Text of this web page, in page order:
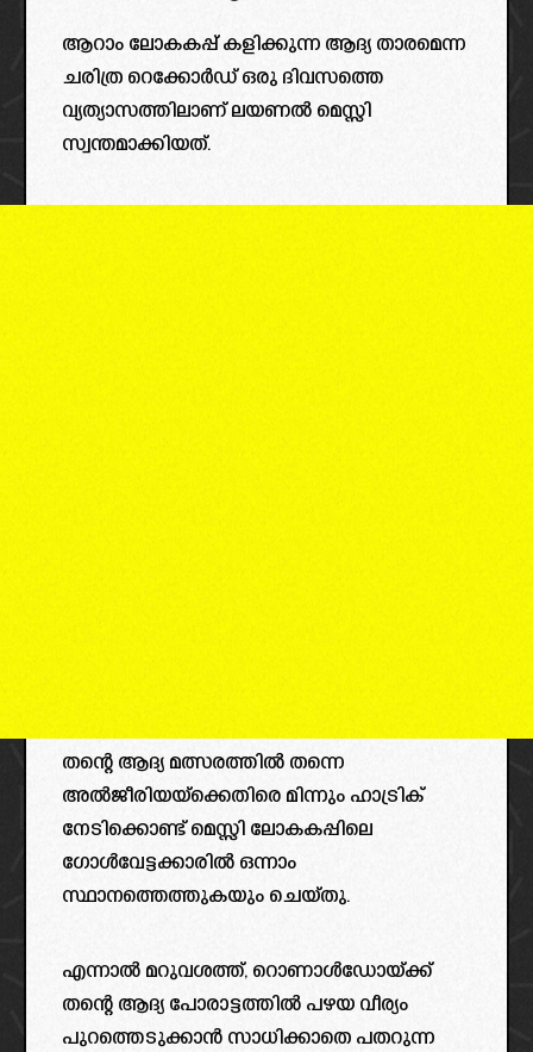
ആറാം ലോകകപ്പ് കളിക്കുന്ന ആദ്യ താരമെന്ന
ചരിത്ര റെക്കോർഡ് ഒരു ദിവസത്തെ
വ്യത്യാസത്തിലാണ് ലയണൽ മെസ്സി
സ്വന്തമാക്കിയത്.
തന്റെ ആദ്യ മത്സരത്തിൽ തന്നെ
അൽജീരിയയ്‌ക്കെതിരെ മിന്നും ഹാട്രിക്
നേടിക്കൊണ്ട് മെസ്സി ലോകകപ്പിലെ
ഗോൾവേട്ടക്കാരിൽ ഒന്നാം
സ്ഥാനത്തെത്തുകയും ചെയ്തു.
എന്നാൽ മറുവശത്ത്, റൊണാൾഡോയ്ക്ക്
തന്റെ ആദ്യ പോരാട്ടത്തിൽ പഴയ വീര്യം
പുറത്തെടുക്കാൻ സാധിക്കാതെ പതറുന്ന